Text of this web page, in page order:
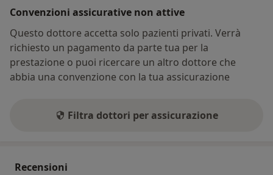
Convenzioni assicurative non attive
Questo dottore accetta solo pazienti privati. Verrà
richiesto un pagamento da parte tua per la
prestazione o puoi ricercare un altro dottore che
abbia una convenzione con la tua assicurazione
Filtra dottori per assicurazione
Recensioni